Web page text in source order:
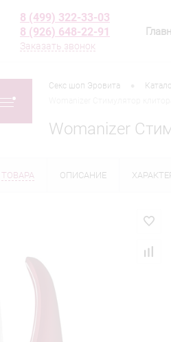
8 (499) 322-33-03
8 (926) 648-22-91
Заказать звонок
Секс шоп Эровита
Womanizer
ОПИСАНИЕ